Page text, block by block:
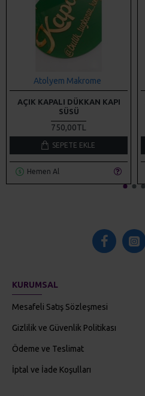
Atolyem Makrome
AÇIK KAPALI DÜKKAN KAPI
SÜSÜ
750,00TL
SEPETE EKLE
Hemen Al
KURUMSAL
Mesafeli Satış Sözleşmesi
Gizlilik ve Güvenlik Politikası
Ödeme ve Teslimat
İptal ve İade Koşulları